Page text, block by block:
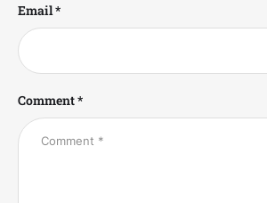
Comment *
Email *